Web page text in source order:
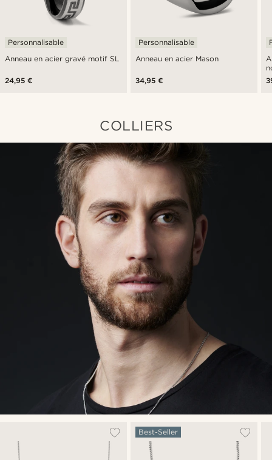
Anneau en acier gravé motif SL
Personnalisable
24,95 €
Anneau en acier Mason
Personnalisable
34,95 €
COLLIERS
Best-Seller